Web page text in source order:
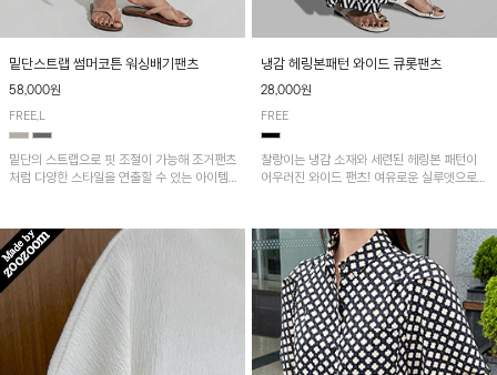
밑단스트랩 썸머코튼 워싱배기팬츠
58,000원
FREE,L
밑단의 스트랩으로 핏 조절이 가능해 조거팬츠
처럼 다양한 스타일을 연출할 수 있는 아이템!
냉감 헤링본패턴 와이드 큐롯팬츠
28,000원
FREE
찰랑이는 냉감 소재와 세련된 헤링본 패턴이
어우러진 와이드 팬츠! 여유로운 실루엣으로
다.